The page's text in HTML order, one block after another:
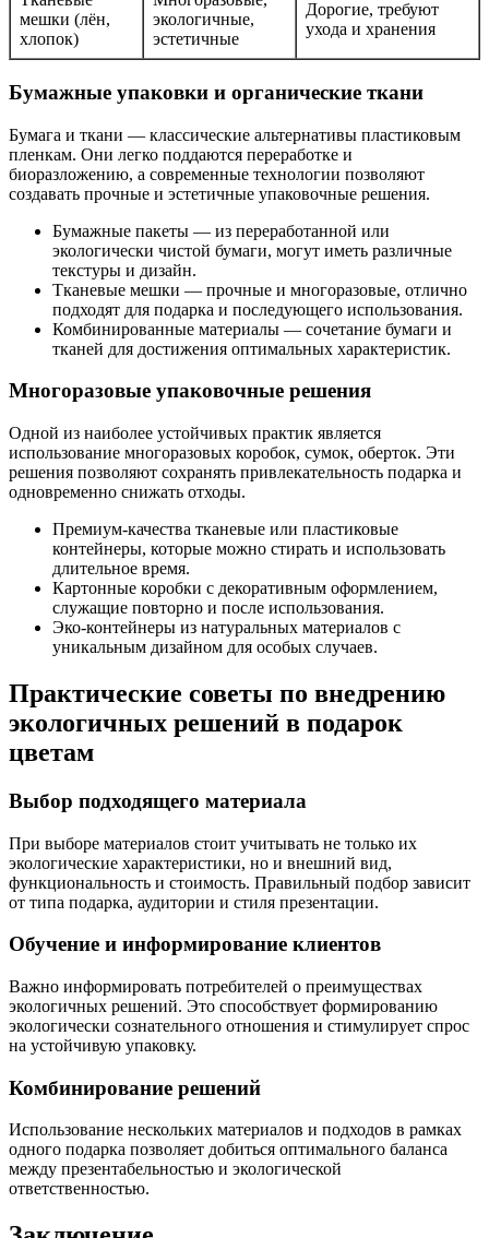
мешки (лён,
хлопок)
экологичные,
эстетичные
Дорогие, требуют
ухода и хранения
Бумажные упаковки и органические ткани
Бумага и ткани — классические альтернативы пластиковым
пленкам. Они легко поддаются переработке и
биоразложению, а современные технологии позволяют
создавать прочные и эстетичные упаковочные решения.
Бумажные пакеты — из переработанной или
экологически чистой бумаги, могут иметь различные
текстуры и дизайн.
Тканевые мешки — прочные и многоразовые, отлично
подходят для подарка и последующего использования.
Комбинированные материалы — сочетание бумаги и
тканей для достижения оптимальных характеристик.
Многоразовые упаковочные решения
Одной из наиболее устойчивых практик является
использование многоразовых коробок, сумок, оберток. Эти
решения позволяют сохранять привлекательность подарка и
одновременно снижать отходы.
Премиум-качества тканевые или пластиковые
контейнеры, которые можно стирать и использовать
длительное время.
Картонные коробки с декоративным оформлением,
служащие повторно и после использования.
Эко-контейнеры из натуральных материалов с
уникальным дизайном для особых случаев.
Практические советы по внедрению
экологичных решений в подарок
цветам
Выбор подходящего материала
При выборе материалов стоит учитывать не только их
экологические характеристики, но и внешний вид,
функциональность и стоимость. Правильный подбор зависит
от типа подарка, аудитории и стиля презентации.
Обучение и информирование клиентов
Важно информировать потребителей о преимуществах
экологичных решений. Это способствует формированию
экологически сознательного отношения и стимулирует спрос
на устойчивую упаковку.
Комбинирование решений
Использование нескольких материалов и подходов в рамках
одного подарка позволяет добиться оптимального баланса
между презентабельностью и экологической
ответственностью.